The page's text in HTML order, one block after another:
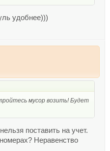
удобнее)))
мусор возить! Будет
поставить на учет.
Неравенство